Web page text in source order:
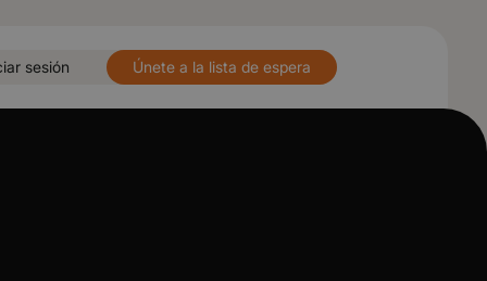
sesión Únete a la lista de espera